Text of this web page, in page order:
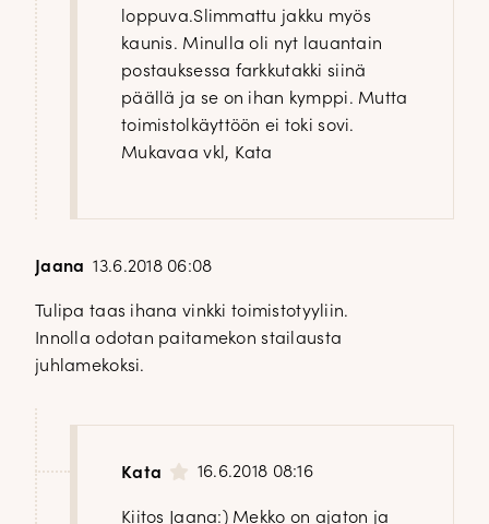
loppuva.Slimmattu jakku myös
kaunis. Minulla oli nyt lauantain
postauksessa farkkutakki siinä
päällä ja se on ihan kymppi. Mutta
toimistolkäyttöön ei toki sovi.
Mukavaa vkl, Kata
Jaana 13.6.2018 06:08
Tulipa taas ihana vinkki toimistotyyliin.
Innolla odotan paitamekon stailausta
juhlamekoksi.
Kata 16.6.2018 08:16
Kiitos Jaana:) Mekko on ajaton ja